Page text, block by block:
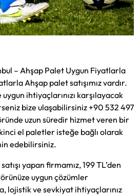
– Ahşap Palet Uygun Fiyatlarla
Ahşap palet satışımız vardır.
ihtiyaçlarınızı karşılayacak
bize ulaşabilirsiniz +90 532 497
uzun süredir hizmet veren bir
el paletler isteğe bağlı olarak
edebilirsiniz.
yapan firmamız, 199 TL’den
uygun çözümler
lojistik ve sevkiyat ihtiyaçlarınız